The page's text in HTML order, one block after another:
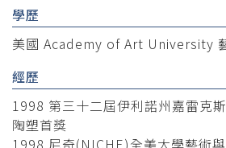
學歷
美國 Academy of Art University
經歷
1998 第三十二屆伊利諾州嘉雷克
陶塑首獎
1998 尼奇(NICHE)全美大學藝術